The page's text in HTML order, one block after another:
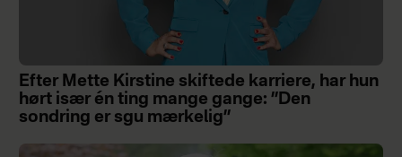
Efter Mette Kirstine skiftede karriere, har hun
hørt især én ting mange gange: ”Den
sondring er sgu mærkelig”